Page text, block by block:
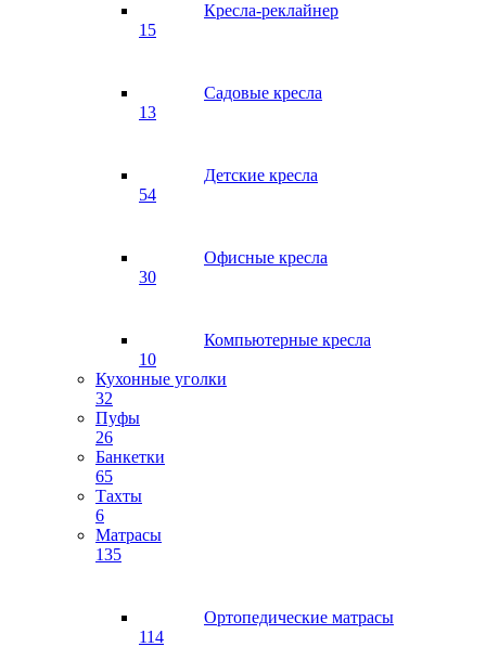
Кресла-реклайнер
15
Садовые кресла
13
Детские кресла
54
Офисные кресла
30
Компьютерные кресла
10
Кухонные уголки
32
Пуфы
26
Банкетки
65
Тахты
6
Матрасы
135
Ортопедические матрасы
114